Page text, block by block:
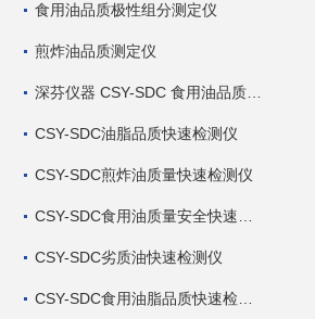
食用油品质极性组分测定仪
煎炸油品质测定仪
CSY-SDC油脂品质快速检测仪
CSY-SDC煎炸油质量快速检测仪
CSY-SDC劣质油快速检测仪